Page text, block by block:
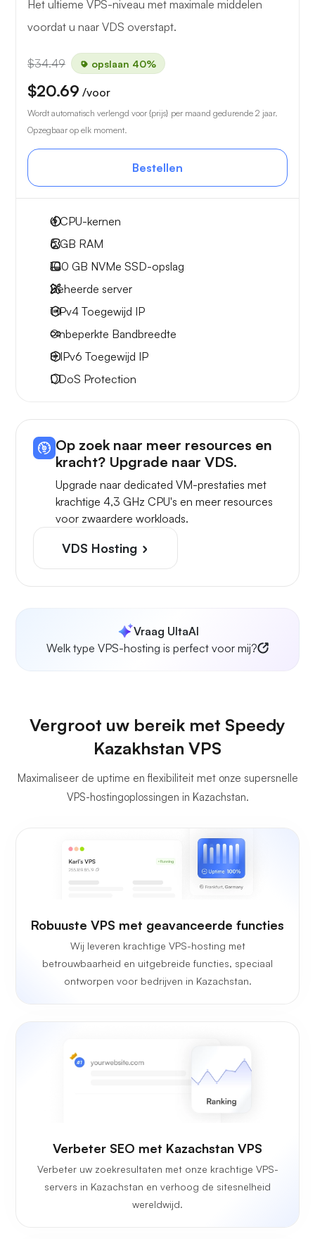
Het ultieme VPS-niveau met maximale middelen
voordat u naar VDS overstapt.
$34.49 opslaan 40%
$20.69 /voor
Wordt automatisch verlengd voor {prijs} per maand gedurende 2 jaar.
Opzegbaar op elk moment.
Bestellen
4CPU-kernen
6 GB RAM
100 GB NVMe SSD-opslag
Beheerde server
1 IPv4 Toegewijd IP
Onbeperkte Bandbreedte
8 IPv6 Toegewijd IP
DDoS Protection
Op zoek naar meer resources en
kracht? Upgrade naar VDS.
Upgrade naar dedicated VM-prestaties met
krachtige 4,3 GHz CPU's en meer resources
voor zwaardere workloads.
VDS Hosting
Vraag UltaAI
Welk type VPS-hosting is perfect voor mij?
Vergroot uw bereik met Speedy
Kazakhstan VPS
Maximaliseer de uptime en flexibiliteit met onze supersnelle
VPS-hostingoplossingen in Kazachstan.
Robuuste VPS met geavanceerde functies
Wij leveren krachtige VPS-hosting met
betrouwbaarheid en uitgebreide functies, speciaal
ontworpen voor bedrijven in Kazachstan.
Verbeter SEO met Kazachstan VPS
Verbeter uw zoekresultaten met onze krachtige VPS-
servers in Kazachstan en verhoog de sitesnelheid
wereldwijd.